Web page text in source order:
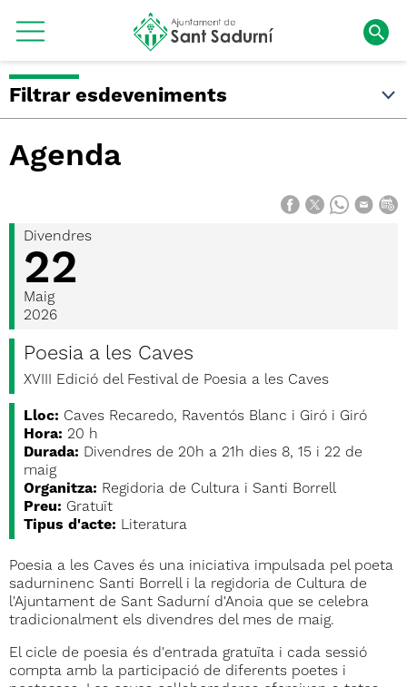
Filtrar esdeveniments
Agenda
Divendres
22
Maig
2026
Poesia a les Caves
XVIII Edició del Festival de Poesia a les Caves
Lloc: Caves Recaredo, Raventós Blanc i Giró i Giró
Hora: 20 h
Durada: Divendres de 20h a 21h dies 8, 15 i 22 de
maig
Organitza: Regidoria de Cultura i Santi Borrell
Preu: Gratuït
Tipus d'acte: Literatura
Poesia a les Caves és una iniciativa impulsada pel poeta
sadurninenc Santi Borrell i la regidoria de Cultura de
l'Ajuntament de Sant Sadurní d'Anoia que se celebra
tradicionalment els divendres del mes de maig.
El cicle de poesia és d'entrada gratuïta i cada sessió
compta amb la participació de diferents poetes i